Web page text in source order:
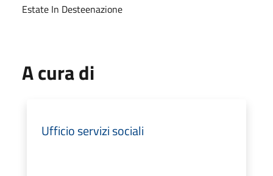
Estate In Desteenazione
A cura di
Ufficio servizi sociali